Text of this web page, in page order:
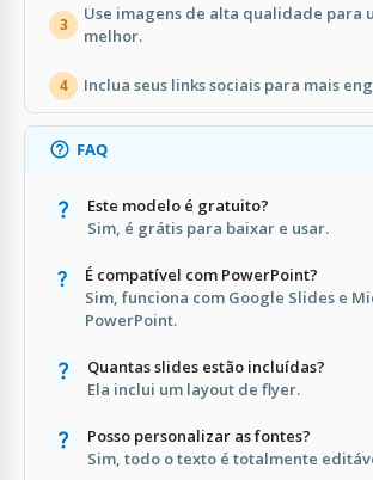
3
Use imagens de alta qualidade para
melhor.
4 Inclua seus links sociais para mais
FAQ
Este modelo é gratuito?
Sim, é grátis para baixar e usar.
É compatível com PowerPoint?
Sim, funciona com Google Slides e
PowerPoint.
Quantas slides estão incluídas?
Ela inclui um layout de flyer.
Posso personalizar as fontes?
Sim, todo o texto é totalmente